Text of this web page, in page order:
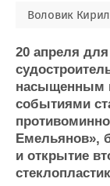
Конференции
Личности
Словарь
Воловик
20 апреля
насыщенным
событиями
Емельянов»,
и открытие